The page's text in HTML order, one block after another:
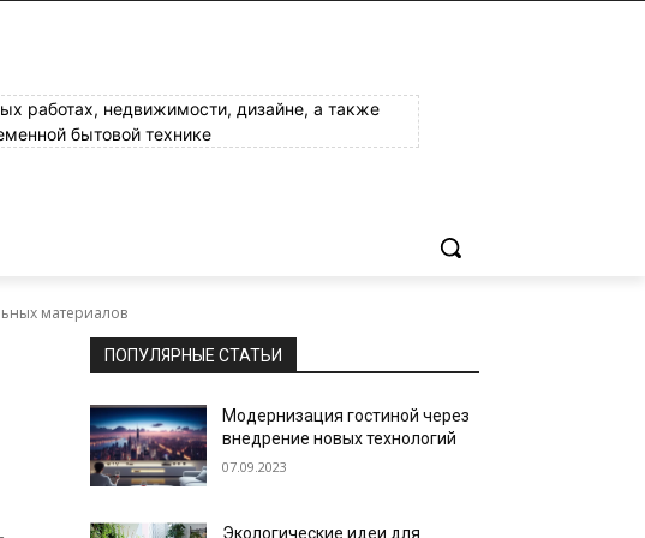
работах, недвижимости, дизайне, а также
бытовой технике
материалов
ПОПУЛЯРНЫЕ СТАТЬИ
Модернизация гостиной через
внедрение новых технологий
07.09.2023
Экологические идеи для